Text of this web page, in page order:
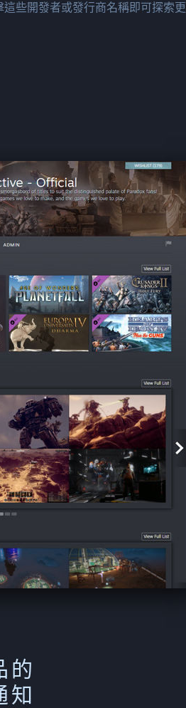
些開發者或發行商名稱即可探索更
的
知